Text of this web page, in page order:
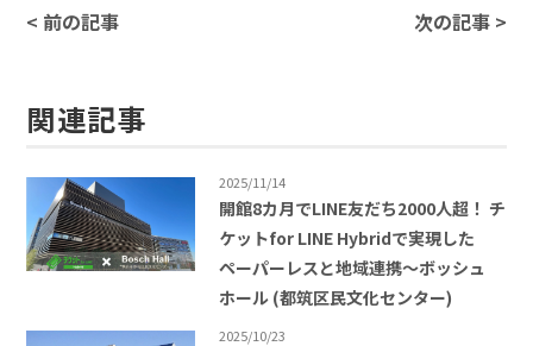
< 前の記事 次の記事 >
関連記事
2025/11/14
開館8カ月でLINE友だち2000人超！ チ
ケットfor LINE Hybridで実現した
ペーパーレスと地域連携〜ボッシュ
ホール (都筑区民文化センター)
2025/10/23